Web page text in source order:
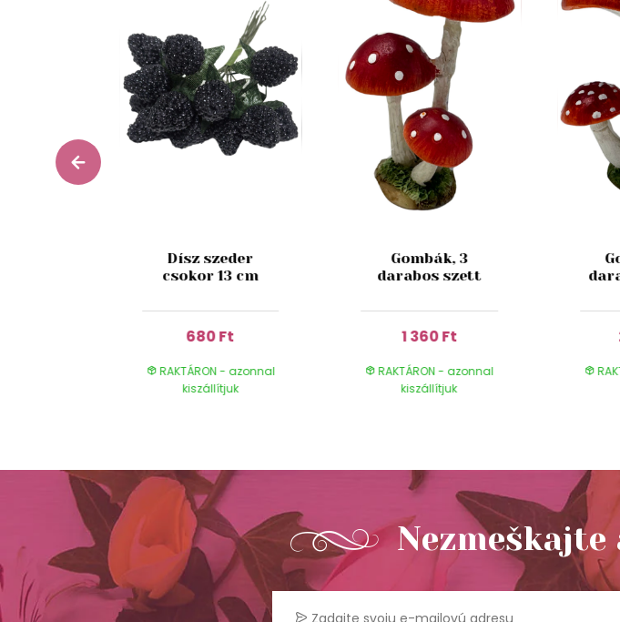
Dísz szeder
csokor 13 cm
680 Ft
RAKTÁRON - azonnal
kiszállítjuk
Gombák, 3
darabos szett
1 360 Ft
RAKTÁRON - azonnal
kiszállítjuk
Nezmeškajte